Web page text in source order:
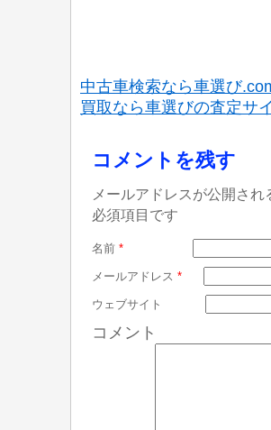
中古車検索なら車選び
買取なら車選びの査定サ
コメントを残す
メールアドレスが公開さ
必須項目です
名前 *
メールアドレス *
ウェブサイト
コメント